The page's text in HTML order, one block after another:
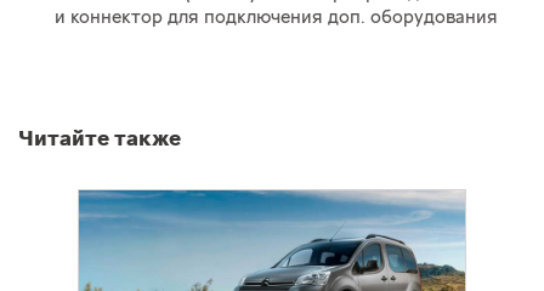
и коннектор для подключения доп. оборудования
Читайте также